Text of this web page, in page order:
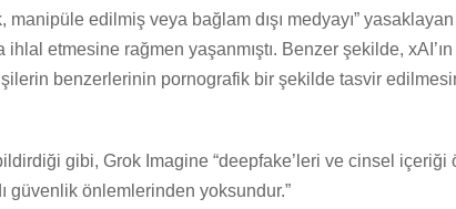
manipüle edilmiş veya bağlam dışı medyayı”
ihlal etmesine rağmen yaşanmıştı. Benzer şekilde,
benzerlerinin pornografik bir şekilde tasvir
gibi, Grok Imagine “deepfake’leri ve cinsel içeriği
güvenlik önlemlerinden yoksundur.”